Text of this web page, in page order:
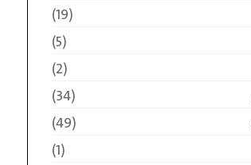
(19)
(5)
(2)
(34)
(49)
(1)